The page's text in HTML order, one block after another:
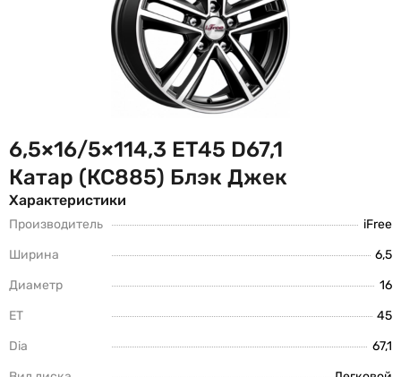
6,5×16/5×114,3 ET45 D67,1
Катар (КС885) Блэк Джек
Характеристики
Производитель
iFree
Ширина
6,5
Диаметр
16
ET
45
Dia
67,1